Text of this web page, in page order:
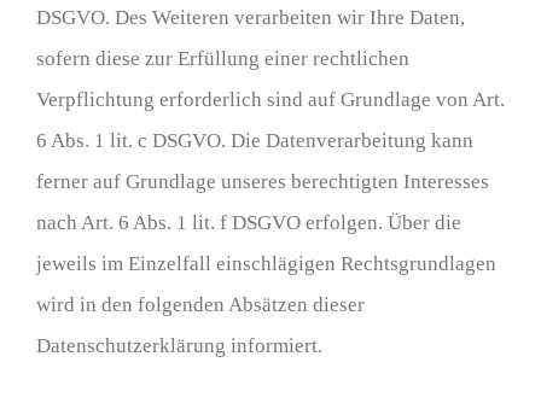
DSGVO. Des Weiteren verarbeiten wir Ihre Daten,
sofern diese zur Erfüllung einer rechtlichen
Verpflichtung erforderlich sind auf Grundlage von Art.
6 Abs. 1 lit. c DSGVO. Die Datenverarbeitung kann
ferner auf Grundlage unseres berechtigten Interesses
nach Art. 6 Abs. 1 lit. f DSGVO erfolgen. Über die
jeweils im Einzelfall einschlägigen Rechtsgrundlagen
wird in den folgenden Absätzen dieser
Datenschutzerklärung informiert.